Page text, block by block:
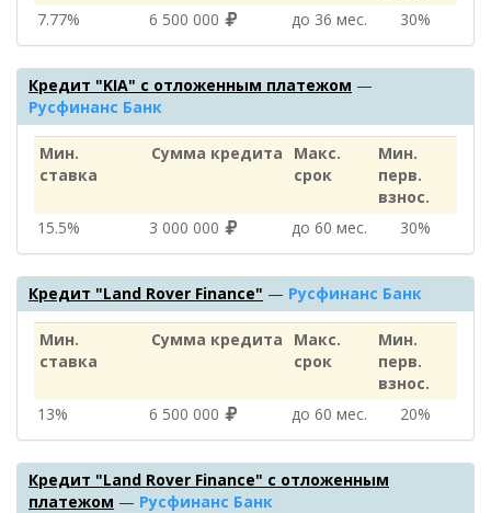
7.77%
6 500 000 до 36 мес. 30%
Кредит "KIA" с отложенным платежом —
Русфинанс Банк
Мин.
ставка
Сумма кредита
Макс.
срок
Мин.
перв.
взнос.
15.5%
3 000 000 до 60 мес. 30%
Кредит "Land Rover Finance" — Русфинанс Банк
Мин.
ставка
Сумма кредита
Макс.
срок
Мин.
перв.
взнос.
13%
6 500 000 до 60 мес. 20%
Кредит "Land Rover Finance" с отложенным
платежом — Русфинанс Банк